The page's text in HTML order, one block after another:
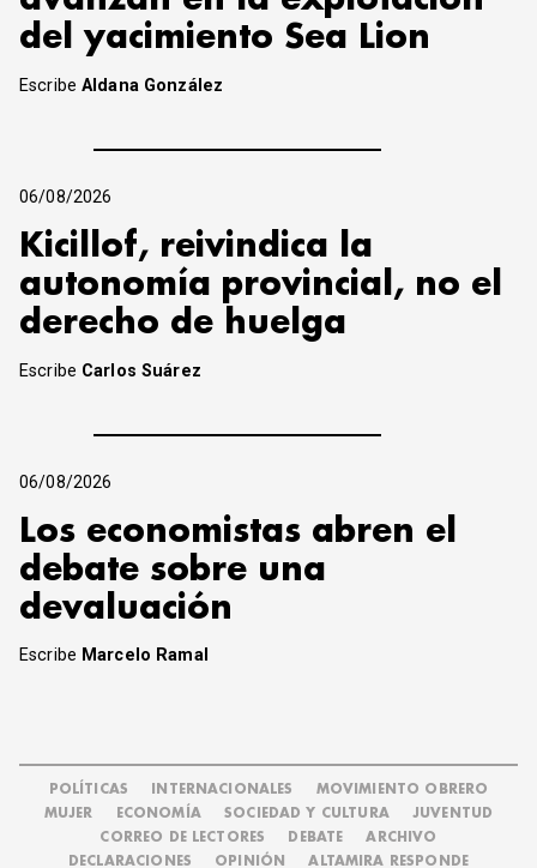
del yacimiento Sea Lion
EscribeAldana González
06/08/2026
Kicillof, reivindica la
autonomía provincial, no el
derecho de huelga
Escribe Carlos Suárez
06/08/2026
Los economistas abren el
debate sobre una
devaluación
Escribe Marcelo Ramal
POLÍTICAS INTERNACIONALES
MOVIMIENTO OBRERO
MUJER
ECONOMÍA SOCIEDAD Y CULTURA
JUVENTUD
CORREO DE LECTORES
DEBATE
ARCHIVO
DECLARACIONES
OPINIÓN ALTAMIRA RESPONDE